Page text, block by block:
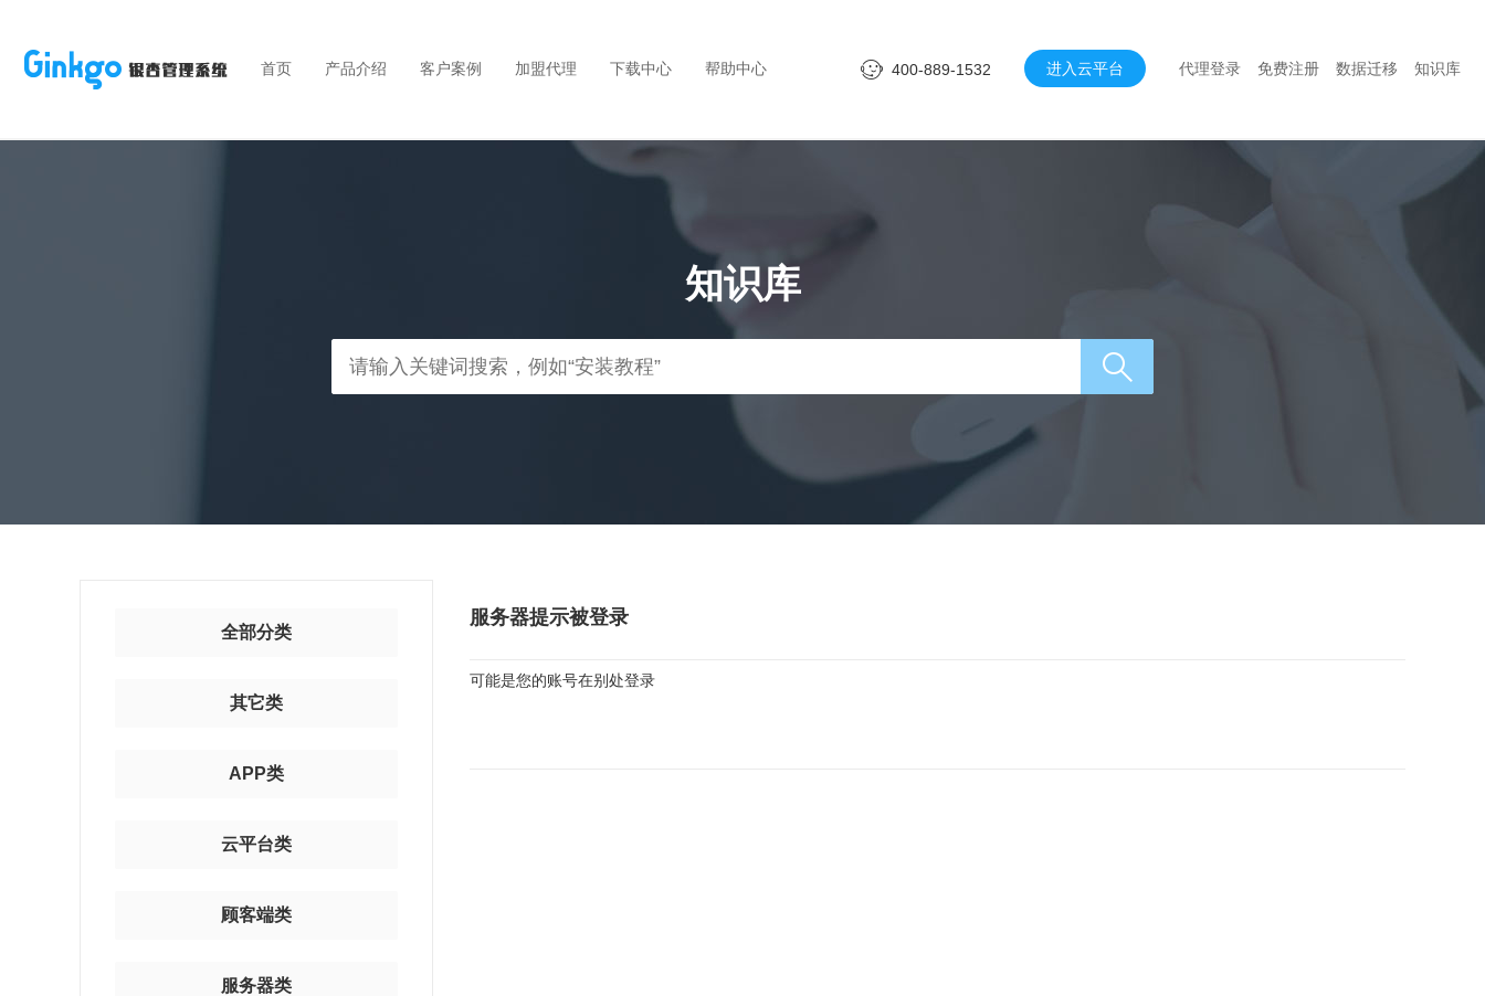
首页 产品介绍 客户案例 加盟代理 下载中心 帮助中心 知识库
数据迁移
免费注册
代理登录
进入云平台
400-889-1532
知识库
全部分类
其它类
APP类
云平台类
顾客端类
服务器类
服务器提示被登录
可能是您的账号在别处登录